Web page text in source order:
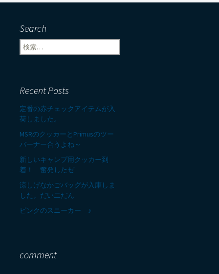
Search
検索:
Recent Posts
定番の赤チェックアイテムが入
荷しました。
MSRのクッカーとPrimusのツー
バーナー合うよね～
新しいキャンプ用クッカー到
着！ 奮発したゼ
涼しげなかごバッグが入庫しま
した。だい二だん
ピンクのスニーカー ♪
comment